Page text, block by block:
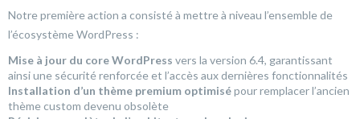
Notre première action a consisté à mettre à niveau l’ensemble de
l’écosystème WordPress :
Mise à jour du core WordPress vers la version 6.4, garantissant
ainsi une sécurité renforcée et l’accès aux dernières fonctionnalités
Installation d’un thème premium optimisépour remplacer l’ancien
thème custom devenu obsolète